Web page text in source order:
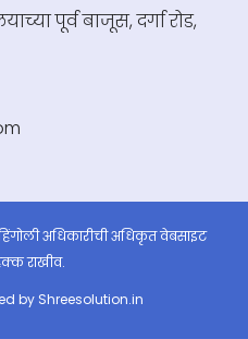
पूर्व बाजूस, दर्गा रोड,
अधिकारीची अधिकृत वेबसाइट
राखीव.
by Shreesolution.in